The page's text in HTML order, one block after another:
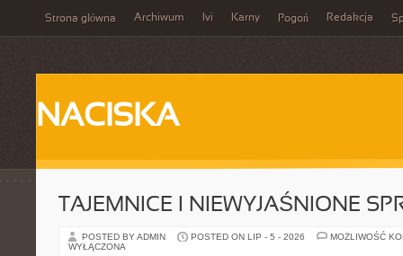
Strona główna Archiwum Ivi Karny Pogoń Redakcja
NACISKA
TAJEMNICE I NIEWYJAŚNIONE
POSTED BY ADMIN POSTED ON LIP - 5 - 2026
MOŻLIWOŚĆ
WYŁĄCZONA